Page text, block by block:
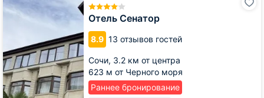
Отель Сенатор
8.9 13 отзывов гостей
Сочи, 3.2 км от центра
623 м от Черного моря
Раннее бронирование
Сенатор